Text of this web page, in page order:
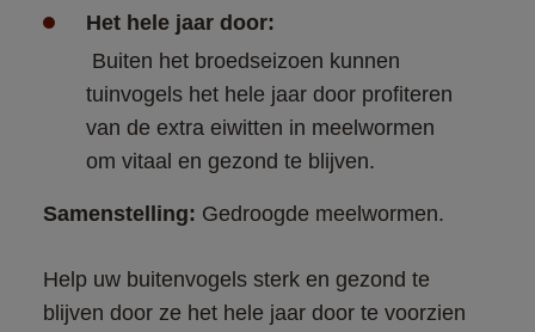
Het hele jaar door:
tuinvogels het hele jaar door profiteren
van de extra eiwitten in meelwormen
om vitaal en gezond te blijven.
Samenstelling: Gedroogde meelwormen.
Help uw buitenvogels sterk en gezond te
blijven door ze het hele jaar door te voorzien